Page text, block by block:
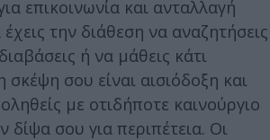
επικοινωνία και ανταλλαγή
την διάθεση να αναζητήσεις
ή να μάθεις κάτι
σκέψη σου είναι αισιόδοξη και
με οτιδήποτε καινούργιο
δίψα σου για περιπέτεια. Οι